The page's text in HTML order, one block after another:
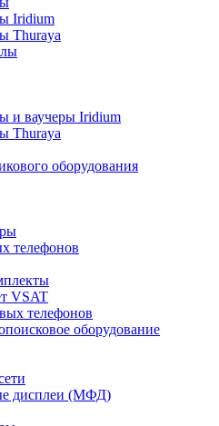
Iridium
Thuraya
и ваучеры Iridium
Thuraya
оборудования
телефонов
VSAT
телефонов
оборудование
дисплеи (МФД)